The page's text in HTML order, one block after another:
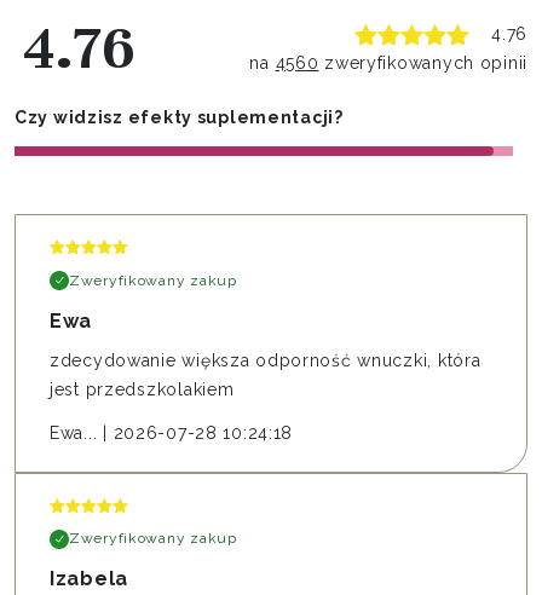
4.76
4.76
na 4560 zweryfikowanych opinii
Czy widzisz efekty suplementacji?
Zweryfikowany zakup
Ewa
zdecydowanie większa odporność wnuczki, która
jest przedszkolakiem
Ewa... 2026-07-28 10:24:18
Zweryfikowany zakup
Izabela